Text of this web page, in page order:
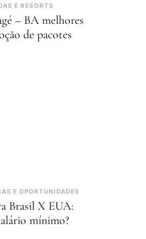
E RESORTS
– BA melhores
de pacotes
E OPORTUNIDADES
Brasil X EUA:
mínimo?